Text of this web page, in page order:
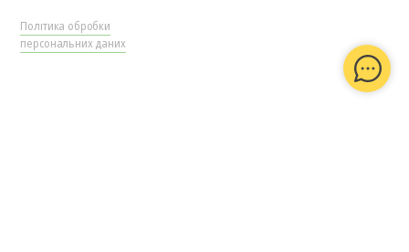
Політика обробки
персональних даних